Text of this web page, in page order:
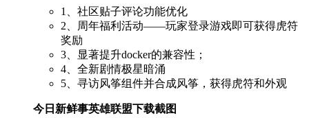
1、社区贴子评论功能优化
2、周年福利活动——玩家登录游戏即可获得虎符
奖励
3、显著提升docker的兼容性；
4、全新剧情极星暗涌
5、寻访风筝组件并合成风筝，获得虎符和外观
今日新鲜事英雄联盟下载截图